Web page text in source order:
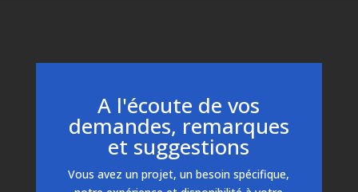
A l'écoute de vos
demandes, remarques
et suggestions
Vous avez un projet, un besoin spécifique,